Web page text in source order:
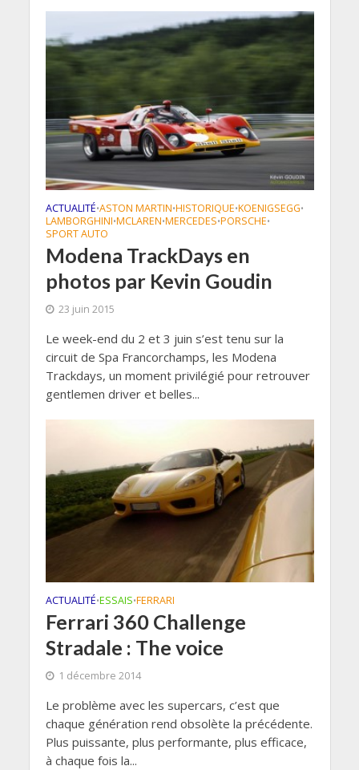
ACTUALITÉ•ASTON MARTIN•HISTORIQUE•KOENIGSEGG•
LAMBORGHINI•MCLAREN•MERCEDES•PORSCHE•
SPORT AUTO
Modena TrackDays en
photos par Kevin Goudin
23 juin 2015
Le week-end du 2 et 3 juin s’est tenu sur la
circuit de Spa Francorchamps, les Modena
Trackdays, un moment privilégié pour retrouver
gentlemen driver et belles...
ACTUALITÉ•ESSAIS•FERRARI
Ferrari 360 Challenge
Stradale : The voice
1 décembre 2014
Le problème avec les supercars, c’est que
chaque génération rend obsolète la précédente.
Plus puissante, plus performante, plus efficace,
à chaque fois la...